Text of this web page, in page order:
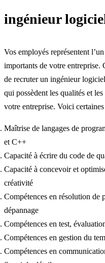
ingénieur
Vos employés représentent
importants de votre entreprise.
de recruter un ingénieur
qui possèdent les qualités et
votre entreprise. Voici
Maîtrise de langages de
et C++
Capacité à écrire du code de
Capacité à concevoir et
créativité
Compétences en résolution de
dépannage
Compétences en test,
Compétences en gestion du
Compétences en